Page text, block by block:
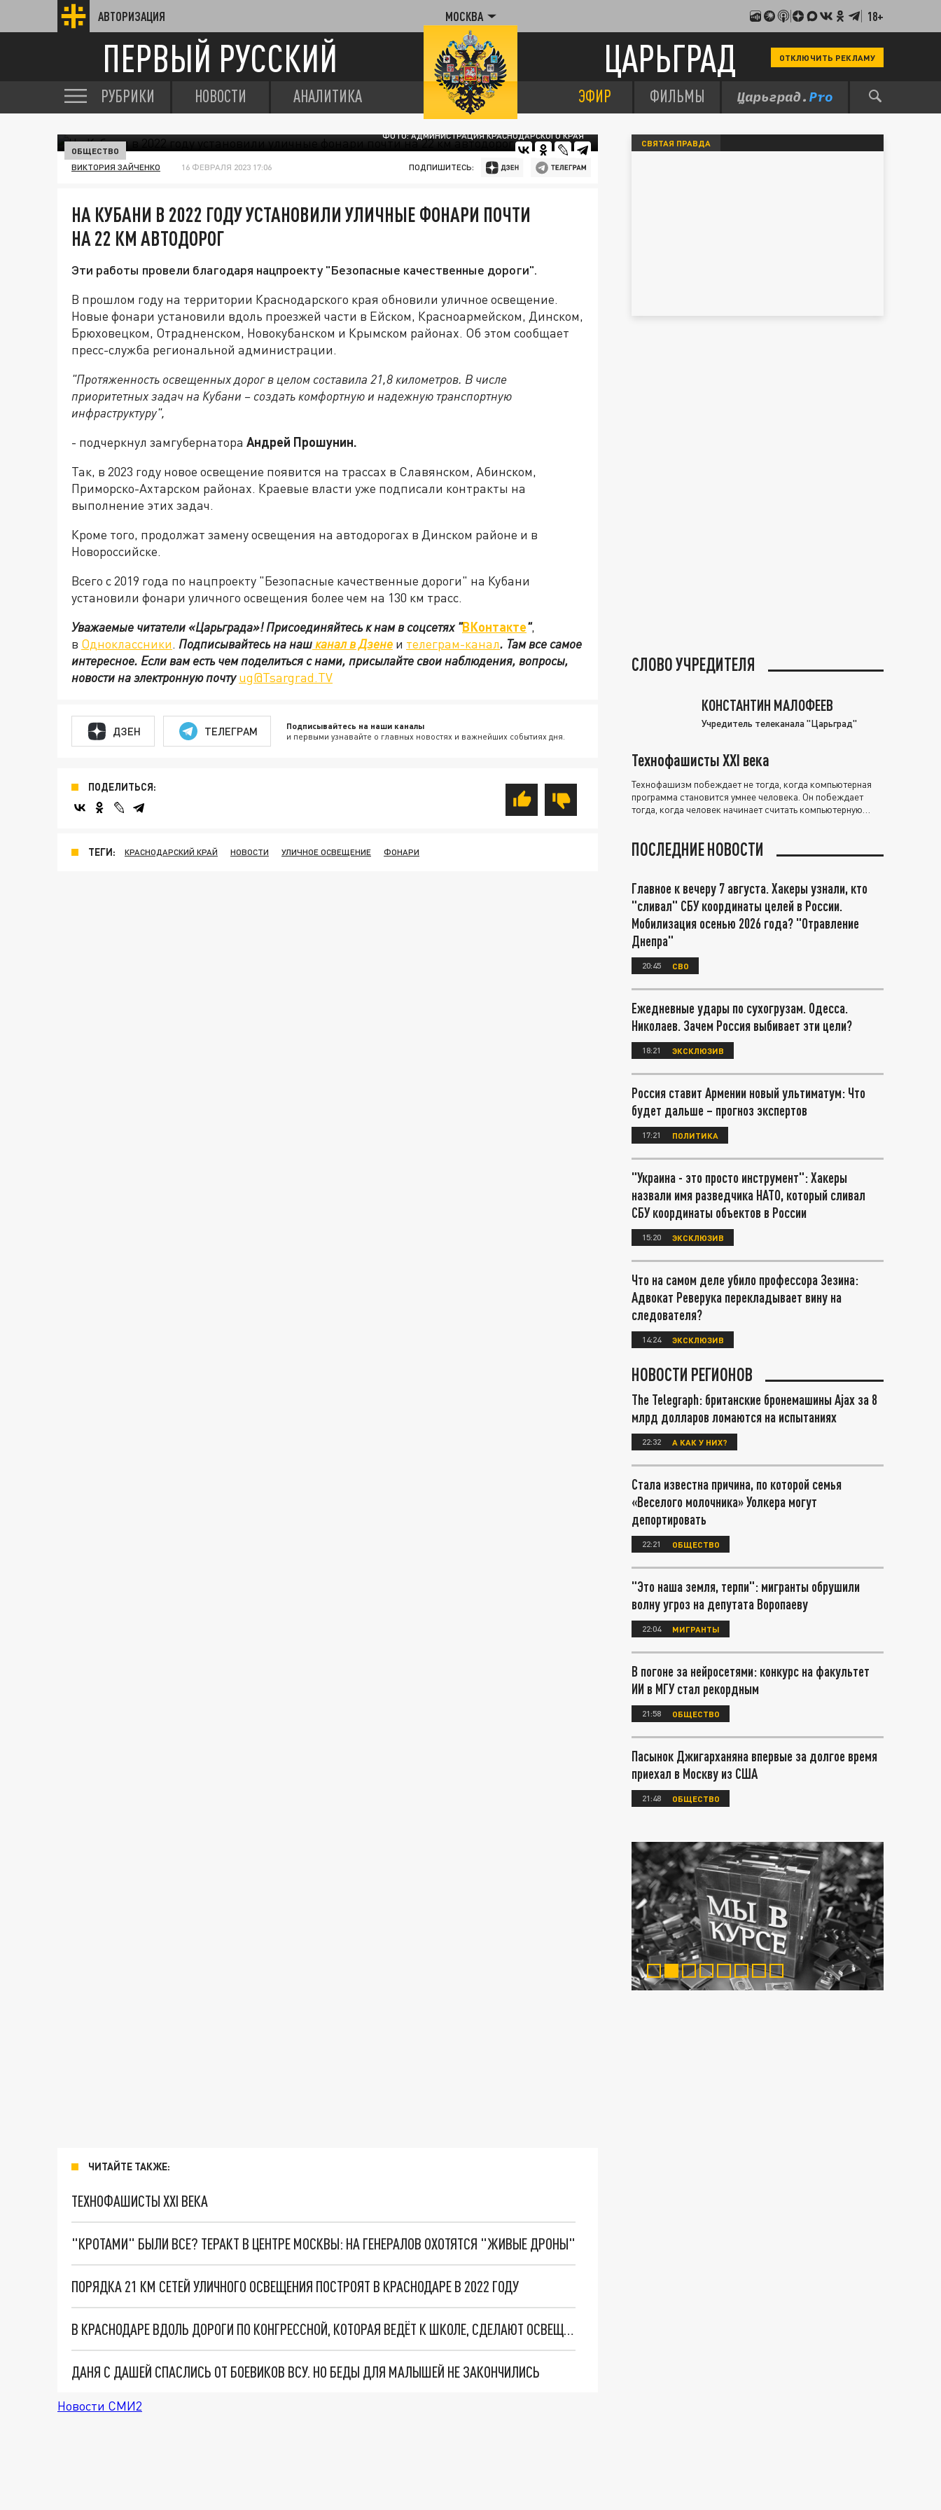
АВТОРИЗАЦИЯ МОСКВА 18+
ПЕРВЫЙ РУССКИЙ ЦАРЬГРАД ОТКЛЮЧИТЬ РЕКЛАМУ
РУБРИКИ НОВОСТИ АНАЛИТИКА ЭФИР ФИЛЬМЫ
ФОТО: АДМИНИСТРАЦИЯ КРАСНОДАРСКОГО КРАЯ
ОБЩЕСТВО
ВИКТОРИЯ ЗАЙЧЕНКО 16 ФЕВРАЛЯ 2023 17:06 ПОДПИШИТЕСЬ:
НА КУБАНИ В 2022 ГОДУ УСТАНОВИЛИ УЛИЧНЫЕ ФОНАРИ ПОЧТИ
НА 22 КМ АВТОДОРОГ
Эти работы провели благодаря нацпроекту "Безопасные качественные дороги".
В прошлом году на территории Краснодарского края обновили уличное освещение.
Новые фонари установили вдоль проезжей части в Ейском, Красноармейском, Динском,
Брюховецком, Отрадненском, Новокубанском и Крымском районах. Об этом сообщает
пресс-служба региональной администрации.
"Протяженность освещенных дорог в целом составила 21,8 километров. В числе
приоритетных задач на Кубани – создать комфортную и надежную транспортную
инфраструктуру",
- подчеркнул замгубернатора Андрей Прошунин.
Так, в 2023 году новое освещение появится на трассах в Славянском, Абинском,
Приморско-Ахтарском районах. Краевые власти уже подписали контракты на
выполнение этих задач.
Кроме того, продолжат замену освещения на автодорогах в Динском районе и в
Новороссийске.
Всего с 2019 года по нацпроекту "Безопасные качественные дороги" на Кубани
установили фонари уличного освещения более чем на 130 км трасс.
Уважаемые читатели «Царьграда»!Присоединяйтесь к нам в соцсетях"ВКонтакте",
в Одноклассники. Подписывайтесь на нашканал в Дзене и телеграм-канал. Там все самое
интересное. Если вам есть чем поделиться с нами, присылайте свои наблюдения, вопросы,
новости на электронную почтуug@Tsargrad.TV
ДЗЕН ТЕЛЕГРАМ Подписывайтесь на наши каналы
и первыми узнавайте о главных новостях и важнейших событиях дня.
ПОДЕЛИТЬСЯ:
ТЕГИ: КРАСНОДАРСКИЙ КРАЙ НОВОСТИ УЛИЧНОЕ ОСВЕЩЕНИЕ ФОНАРИ
ЧИТАЙТЕ ТАКЖЕ:
ТЕХНОФАШИСТЫ XXI ВЕКА
"КРОТАМИ" БЫЛИ ВСЕ? ТЕРАКТ В ЦЕНТРЕ МОСКВЫ: НА ГЕНЕРАЛОВ ОХОТЯТСЯ "ЖИВЫЕ ДРОНЫ"
ПОРЯДКА 21 КМ СЕТЕЙ УЛИЧНОГО ОСВЕЩЕНИЯ ПОСТРОЯТ В КРАСНОДАРЕ В 2022 ГОДУ
В КРАСНОДАРЕ ВДОЛЬ ДОРОГИ ПО КОНГРЕССНОЙ, КОТОРАЯ ВЕДЁТ К ШКОЛЕ, СДЕЛАЮТ ОСВЕЩЕНИЕ И ОСТАНОВКИ
ДАНЯ С ДАШЕЙ СПАСЛИСЬ ОТ БОЕВИКОВ ВСУ. НО БЕДЫ ДЛЯ МАЛЫШЕЙ НЕ ЗАКОНЧИЛИСЬ
Новости СМИ2
СВЯТАЯ ПРАВДА
СЛОВО УЧРЕДИТЕЛЯ
КОНСТАНТИН МАЛОФЕЕВ
Учредитель телеканала "Царьград"
Технофашисты XXI века
Технофашизм побеждает не тогда, когда компьютерная
программа становится умнее человека. Он побеждает
тогда, когда человек начинает считать компьютерную
ПОСЛЕДНИЕ НОВОСТИ
Главное к вечеру 7 августа. Хакеры узнали, кто
"сливал" СБУ координаты целей в России.
Мобилизация осенью 2026 года? "Отравление
Днепра"
20:45 СВО
Ежедневные удары по сухогрузам. Одесса.
Николаев. Зачем Россия выбивает эти цели?
18:21 ЭКСКЛЮЗИВ
Россия ставит Армении новый ультиматум: Что
будет дальше – прогноз экспертов
17:21 ПОЛИТИКА
"Украина - это просто инструмент": Хакеры
назвали имя разведчика НАТО, который сливал
СБУ координаты объектов в России
15:20 ЭКСКЛЮЗИВ
Что на самом деле убило профессора Зезина:
Адвокат Реверука перекладывает вину на
следователя?
14:24 ЭКСКЛЮЗИВ
НОВОСТИ РЕГИОНОВ
The Telegraph: британские бронемашины Ajax за 8
млрд долларов ломаются на испытаниях
22:32 А КАК У НИХ?
Стала известна причина, по которой семья
«Веселого молочника» Уолкера могут
депортировать
22:21 ОБЩЕСТВО
"Это наша земля, терпи": мигранты обрушили
волну угроз на депутата Воропаеву
22:04 МИГРАНТЫ
В погоне за нейросетями: конкурс на факультет
ИИ в МГУ стал рекордным
21:58 ОБЩЕСТВО
Пасынок Джигарханяна впервые за долгое время
приехал в Москву из США
21:48 ОБЩЕСТВО